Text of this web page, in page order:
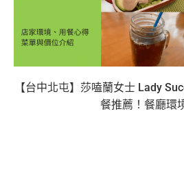
【台中北屯】莎嗑蘭女士 Lady
餐推薦！餐廳環